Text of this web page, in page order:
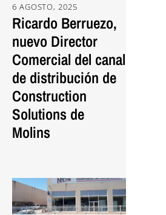
6 AGOSTO, 2025
Ricardo Berruezo,
nuevo Director
Comercial del canal
de distribución de
Construction
Solutions de
Molins